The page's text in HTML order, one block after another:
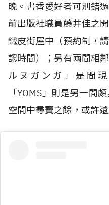
晚。書香愛好者可別錯
前出版社職員藤井佳之
鐵皮街屋中（預約制，
認時間）；另有兩間相
ルヌガンガ」是間
「YOMS」則是另一間
空間中尋寶之餘，或許